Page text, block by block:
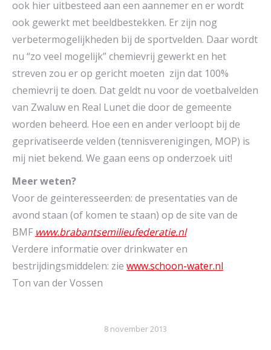
ook hier uitbesteed aan een aannemer en er wordt
ook gewerkt met beeldbestekken. Er zijn nog
verbetermogelijkheden bij de sportvelden. Daar wordt
nu “zo veel mogelijk” chemievrij gewerkt en het
streven zou er op gericht moeten zijn dat 100%
chemievrij te doen. Dat geldt nu voor de voetbalvelden
van Zwaluw en Real Lunet die door de gemeente
worden beheerd. Hoe een en ander verloopt bij de
geprivatiseerde velden (tennisverenigingen, MOP) is
mij niet bekend. We gaan eens op onderzoek uit!
Meer weten?
Voor de geinteresseerden: de presentaties van de
avond staan (of komen te staan) op de site van de
BMF www.brabantsemilieufederatie.nl
Verdere informatie over drinkwater en
bestrijdingsmiddelen: zie www.schoon-water.nl
Ton van der Vossen
8 november 2013